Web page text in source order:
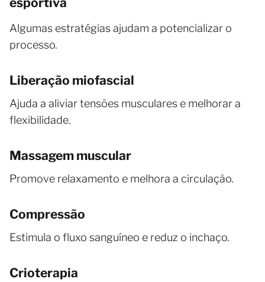
Algumas estratégias ajudam a potencializar o
processo.
Liberação miofascial
Ajuda a aliviar tensões musculares e melhorar a
flexibilidade.
Massagem muscular
Promove relaxamento e melhora a circulação.
Compressão
Estimula o fluxo sanguíneo e reduz o inchaço.
Crioterapia